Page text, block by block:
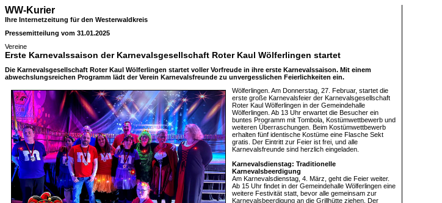
WW-Kurier
Ihre Internetzeitung für den Westerwaldkreis
Pressemitteilung vom 31.01.2025
Vereine
Erste Karnevalssaison der Karnevalsgesellschaft Roter Kaul Wölferlingen startet
Die Karnevalsgesellschaft Roter Kaul Wölferlingen startet voller Vorfreude in ihre erste Karnevalssaison. Mit einem
abwechslungsreichen Programm lädt der Verein Karnevalsfreunde zu unvergesslichen Feierlichkeiten ein.
Wölferlingen. Am Donnerstag, 27. Februar, startet die
erste große Karnevalsfeier der Karnevalsgesellschaft
Roter Kaul Wölferlingen in der Gemeindehalle
Wölferlingen. Ab 13 Uhr erwartet die Besucher ein
buntes Programm mit Tombola, Kostümwettbewerb und
weiteren Überraschungen. Beim Kostümwettbewerb
erhalten fünf identische Kostüme eine Flasche Sekt
gratis. Der Eintritt zur Feier ist frei, und alle
Karnevalsfreunde sind herzlich eingeladen.
Karnevalsdienstag: Traditionelle
Karnevalsbeerdigung
Am Karnevalsdienstag, 4. März, geht die Feier weiter.
Ab 15 Uhr findet in der Gemeindehalle Wölferlingen eine
weitere Festivität statt, bevor alle gemeinsam zur
Karnevalsbeerdigung an die Grillhütte ziehen. Der